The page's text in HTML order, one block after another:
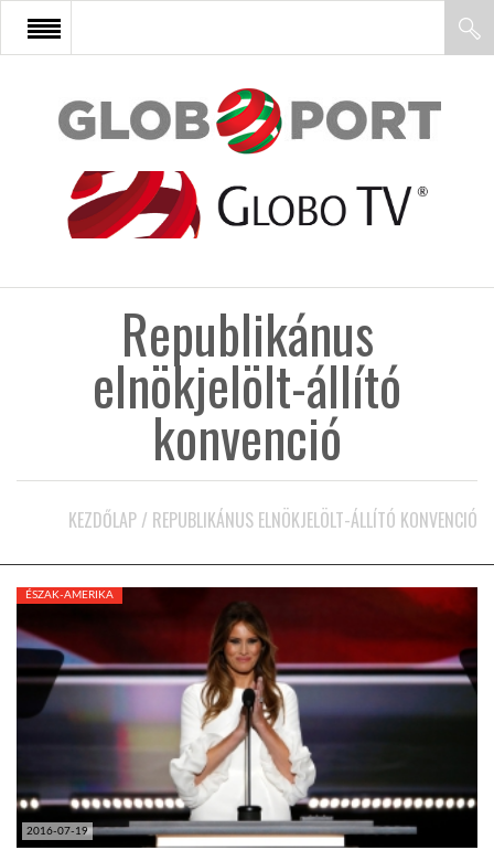
FŐOLDAL
AFRIKA
ÉSZAK-AMERIKA
A VILÁG ITTHON
Republikánus
elnökjelölt-állító
konvenció
KEZDŐLAP / REPUBLIKÁNUS ELNÖKJELÖLT-ÁLLÍTÓ KONVENCIÓ
2016-07-19
ÉSZAK-AMERIKA